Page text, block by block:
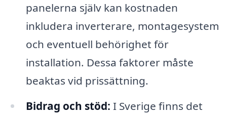
panelerna själv kan kostnaden
inkludera inverterare, montagesystem
och eventuell behörighet för
installation. Dessa faktorer måste
beaktas vid prissättning.
Bidrag och stöd: I Sverige finns det